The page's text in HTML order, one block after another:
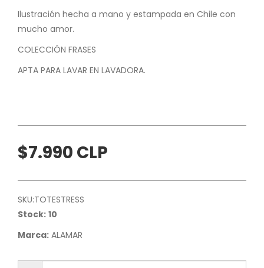
Ilustración hecha a mano y estampada en Chile con
mucho amor.
COLECCIÓN FRASES
APTA PARA LAVAR EN LAVADORA.
$7.990 CLP
SKU:TOTESTRESS
Stock: 10
Marca: ALAMAR